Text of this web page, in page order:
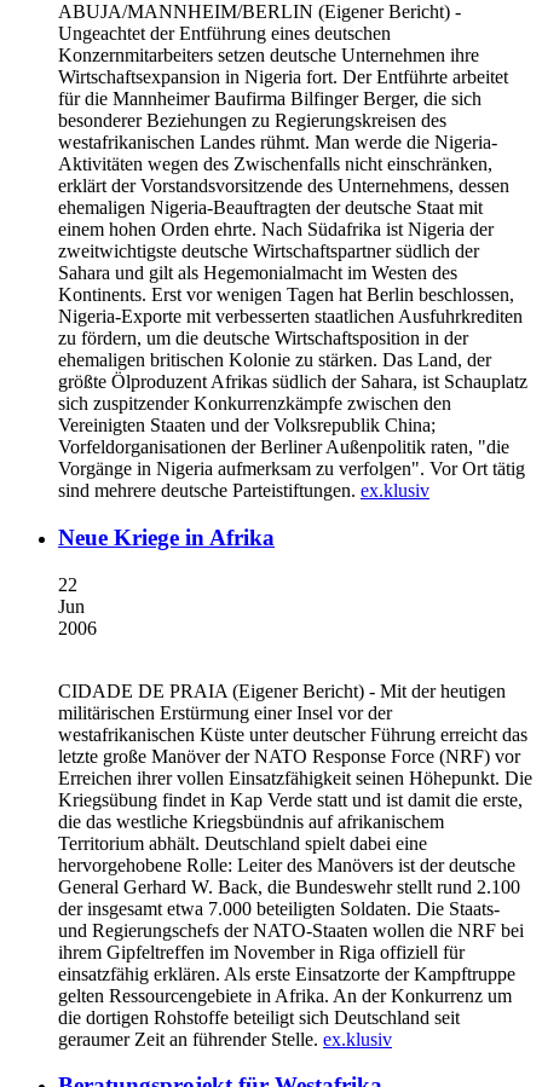
ABUJA/MANNHEIM/BERLIN (Eigener Bericht) -
Ungeachtet der Entführung eines deutschen
Konzernmitarbeiters setzen deutsche Unternehmen ihre
Wirtschaftsexpansion in Nigeria fort. Der Entführte arbeitet
für die Mannheimer Baufirma Bilfinger Berger, die sich
besonderer Beziehungen zu Regierungskreisen des
westafrikanischen Landes rühmt. Man werde die Nigeria-
Aktivitäten wegen des Zwischenfalls nicht einschränken,
erklärt der Vorstandsvorsitzende des Unternehmens, dessen
ehemaligen Nigeria-Beauftragten der deutsche Staat mit
einem hohen Orden ehrte. Nach Südafrika ist Nigeria der
zweitwichtigste deutsche Wirtschaftspartner südlich der
Sahara und gilt als Hegemonialmacht im Westen des
Kontinents. Erst vor wenigen Tagen hat Berlin beschlossen,
Nigeria-Exporte mit verbesserten staatlichen Ausfuhrkrediten
zu fördern, um die deutsche Wirtschaftsposition in der
ehemaligen britischen Kolonie zu stärken. Das Land, der
größte Ölproduzent Afrikas südlich der Sahara, ist Schauplatz
sich zuspitzender Konkurrenzkämpfe zwischen den
Vereinigten Staaten und der Volksrepublik China;
Vorfeldorganisationen der Berliner Außenpolitik raten, "die
Vorgänge in Nigeria aufmerksam zu verfolgen". Vor Ort tätig
sind mehrere deutsche Parteistiftungen. ex.klusiv
Neue Kriege in Afrika
22
Jun
2006
CIDADE DE PRAIA (Eigener Bericht) - Mit der heutigen
militärischen Erstürmung einer Insel vor der
westafrikanischen Küste unter deutscher Führung erreicht das
letzte große Manöver der NATO Response Force (NRF) vor
Erreichen ihrer vollen Einsatzfähigkeit seinen Höhepunkt. Die
Kriegsübung findet in Kap Verde statt und ist damit die erste,
die das westliche Kriegsbündnis auf afrikanischem
Territorium abhält. Deutschland spielt dabei eine
hervorgehobene Rolle: Leiter des Manövers ist der deutsche
General Gerhard W. Back, die Bundeswehr stellt rund 2.100
der insgesamt etwa 7.000 beteiligten Soldaten. Die Staats-
und Regierungschefs der NATO-Staaten wollen die NRF bei
ihrem Gipfeltreffen im November in Riga offiziell für
einsatzfähig erklären. Als erste Einsatzorte der Kampftruppe
gelten Ressourcengebiete in Afrika. An der Konkurrenz um
die dortigen Rohstoffe beteiligt sich Deutschland seit
geraumer Zeit an führender Stelle. ex.klusiv